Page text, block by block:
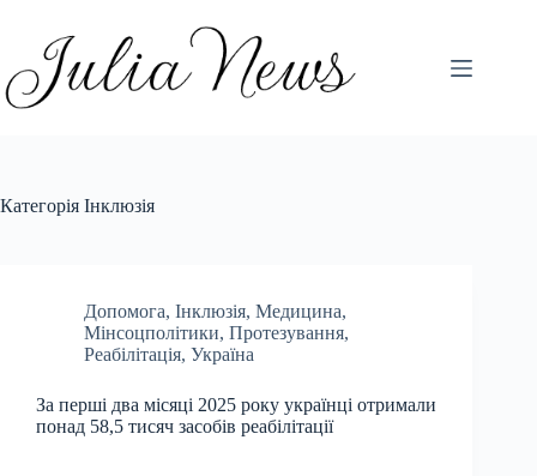
вмісту
Категорія Інклюзія
Допомога, Інклюзія, Медицина,
Мінсоцполітики, Протезування,
Реабілітація, Україна
За перші два місяці 2025 року українці отримали
понад 58,5 тисяч засобів реабілітації